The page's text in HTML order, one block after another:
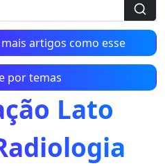
artigos como esse
por temas
Lato